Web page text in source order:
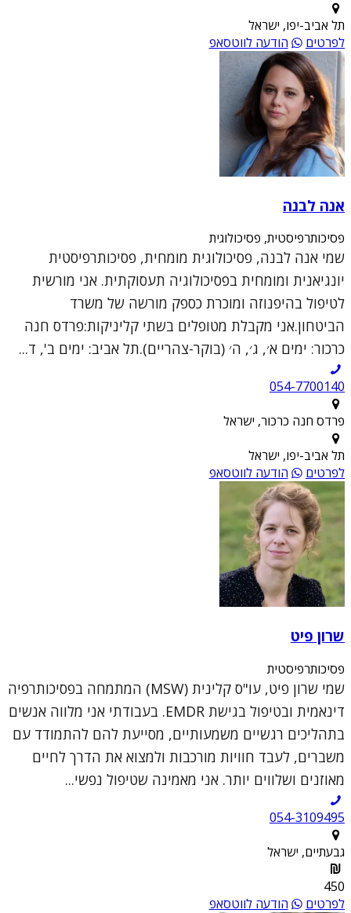
תל אביב-יפו, ישראל
לפרטים
הודעה לווטסאפ
אנה לבנה
פסיכותרפיסטית, פסיכולוגית
שמי אנה לבנה, פסיכולוגית מומחית, פסיכותרפיסטית
יונגיאנית ומומחית בפסיכולוגיה תעסוקתית. אני מורשית
לטיפול בהיפנוזה ומוכרת כספק מורשה של משרד
הביטחון.אני מקבלת מטופלים בשתי קליניקות:פרדס חנה
כרכור: ימים א׳, ג׳, ה׳ (בוקר-צהריים).תל אביב: ימים ב', ד...
054-7700140
פרדס חנה כרכור, ישראל
תל אביב-יפו, ישראל
לפרטים
הודעה לווטסאפ
שרון פיט
פסיכותרפיסטית
שמי שרון פיט, עו"ס קלינית (MSW) המתמחה בפסיכותרפיה
דינאמית ובטיפול בגישת EMDR. בעבודתי אני מלווה אנשים
בתהליכים רגשיים משמעותיים, מסייעת להם להתמודד עם
משברים, לעבד חוויות מורכבות ולמצוא את הדרך לחיים
מאוזנים ושלווים יותר. אני מאמינה שטיפול נפשי...
054-3109495
גבעתיים, ישראל
450
לפרטים
הודעה לווטסאפ